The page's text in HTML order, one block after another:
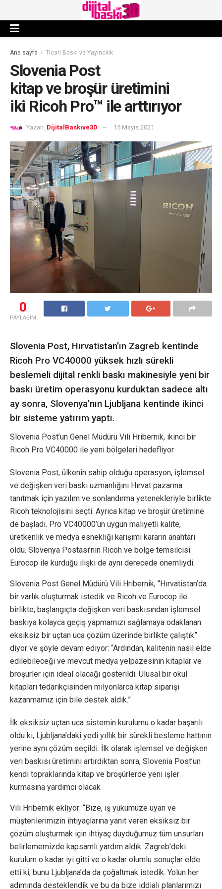
Ana sayfa Ticari Baskı ve Yayıncılık
Slovenia Post
kitap ve broşür üretimini
iki Ricoh Pro™ ile arttırıyor
Yazan: DijitalBaskıve3D 15 Mayıs 2021
0
PAYLAŞIM
Slovenia Post, Hırvatistan’ın Zagreb kentinde
Ricoh Pro VC40000 yüksek hızlı sürekli
beslemeli dijital renkli baskı makinesiyle yeni bir
baskı üretim operasyonu kurduktan sadece altı
ay sonra, Slovenya’nın Ljubljana kentinde ikinci
bir sisteme yatırım yaptı.
Slovenia Post’un Genel Müdürü Vili Hribernik, ikinci bir
Ricoh Pro VC40000 ile yeni bölgeleri hedefliyor
Slovenia Post, ülkenin sahip olduğu operasyon, işlemsel
ve değişken veri baskı uzmanlığını Hırvat pazarına
tanıtmak için yazılım ve sonlandırma yetenekleriyle birlikte
Ricoh teknolojisini seçti. Ayrıca kitap ve broşür üretimine
de başladı. Pro VC40000’ün uygun maliyetli kalite,
üretkenlik ve medya esnekliği karışımı kararın anahtarı
oldu. Slovenya Postası’nın Ricoh ve bölge temsilcisi
Eurocop ile kurduğu ilişki de aynı derecede önemliydi.
Slovenia Post Genel Müdürü Vili Hribernik, “Hırvatistan’da
bir varlık oluşturmak istedik ve Ricoh ve Eurocop ile
birlikte, başlangıçta değişken veri baskısından işlemsel
baskıya kolayca geçiş yapmamızı sağlamaya odaklanan
eksiksiz bir uçtan uca çözüm üzerinde birlikte çalıştık”
diyor ve şöyle devam ediyor: “Ardından, kalitenin nasıl elde
edilebileceği ve mevcut medya yelpazesinin kitaplar ve
broşürler için ideal olacağı gösterildi. Ulusal bir okul
kitapları tedarikçisinden milyonlarca kitap siparişi
kazanmamız için bile destek aldık.”
İlk eksiksiz uçtan uca sistemin kurulumu o kadar başarılı
oldu ki, Ljubljana’daki yedi yıllık bir sürekli besleme hattının
yerine aynı çözüm seçildi. İlk olarak işlemsel ve değişken
veri baskısı üretimini artırdıktan sonra, Slovenia Post’un
kendi topraklarında kitap ve broşürlerde yeni işler
kurmasına yardımcı olacak
Vili Hribernik ekliyor: “Bize, iş yükümüze uyan ve
müşterilerimizin ihtiyaçlarına yanıt veren eksiksiz bir
çözüm oluşturmak için ihtiyaç duyduğumuz tüm unsurları
belirlememizde kapsamlı yardım aldık. Zagreb’deki
kurulum o kadar iyi gitti ve o kadar olumlu sonuçlar elde
etti ki, bunu Ljubljana’da da çoğaltmak istedik. Yolun her
adımında desteklendik ve bu da bize iddialı planlarımızı